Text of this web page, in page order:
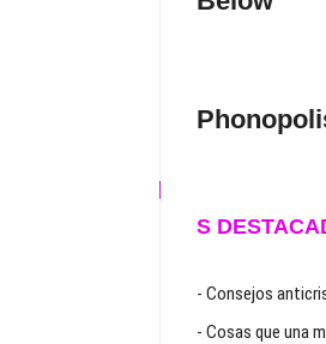
S
- Consejos
- Cosas que una